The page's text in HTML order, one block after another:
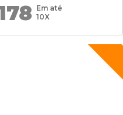
Em até
10X